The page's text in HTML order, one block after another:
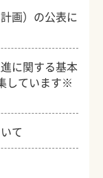
画）の公表に
に関する基本
しています※
て